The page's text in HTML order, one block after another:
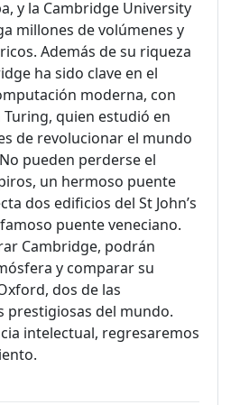
y la Cambridge University
millones de volúmenes y
Además de su riqueza
ha sido clave en el
moderna, con
quien estudió en
de revolucionar el mundo
pueden perderse el
un hermoso puente
dos edificios del St John’s
puente veneciano.
Cambridge, podrán
y comparar su
dos de las
prestigiosas del mundo.
intelectual, regresaremos